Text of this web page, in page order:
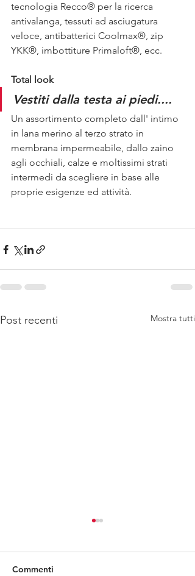
tecnologia Recco® per la ricerca
antivalanga, tessuti ad asciugatura
veloce, antibatterici Coolmax®, zip
YKK®, imbottiture Primaloft®, ecc.
Total look
Vestiti dalla testa ai piedi....
Un assortimento completo dall' intimo
in lana merino al terzo strato in
membrana impermeabile, dallo zaino
agli occhiali, calze e moltissimi strati
intermedi da scegliere in base alle
proprie esigenze ed attività.
Post recenti Mostra tutti
Commenti